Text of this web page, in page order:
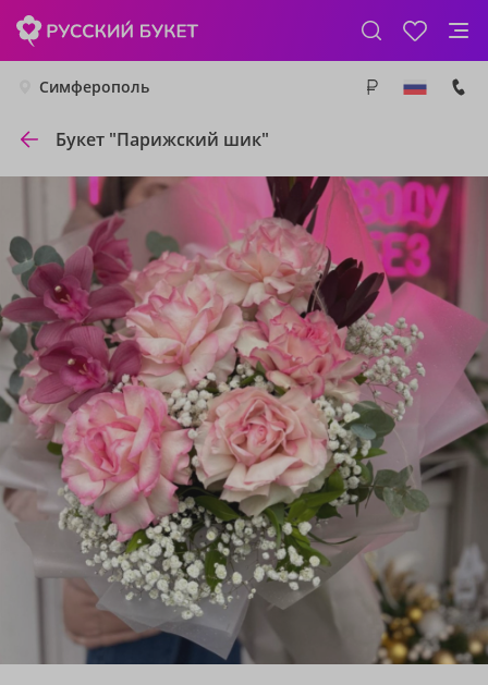
Симферополь
Букет "Парижский шик"